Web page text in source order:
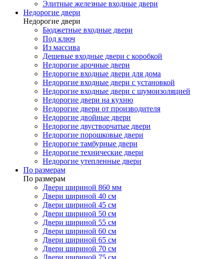
Элитные железные входные двери
Недорогие двери
Недорогие двери
Бюджетные входные двери
Под ключ
Из массива
Дешевые входные двери с коробкой
Недорогие арочные двери
Недорогие входные двери для дома
Недорогие входные двери с установкой
Недорогие входные двери с шумоизоляцией
Недорогие двери на кухню
Недорогие двери от производителя
Недорогие двойные двери
Недорогие двустворчатые двери
Недорогие порошковые двери
Недорогие тамбурные двери
Недорогие технические двери
Недорогие утепленные двери
По размерам
По размерам
Двери шириной 860 мм
Двери шириной 40 см
Двери шириной 45 см
Двери шириной 50 см
Двери шириной 55 см
Двери шириной 60 см
Двери шириной 65 см
Двери шириной 70 см